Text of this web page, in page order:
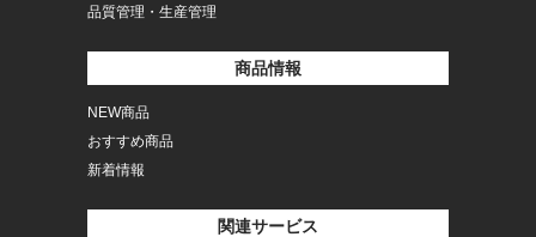
品質管理・生産管理
商品情報
NEW商品
おすすめ商品
新着情報
関連サービス